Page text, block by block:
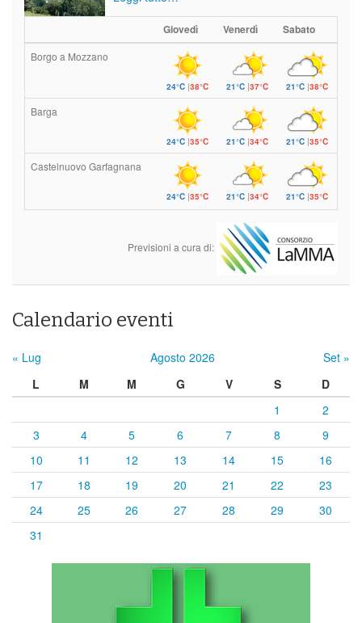
Giovedì Venerdì Sabato
Borgo a Mozzano
24°C |38°C 21°C |37°C 21°C |38°C
Barga
24°C |35°C 21°C |34°C 21°C |35°C
Castelnuovo Garfagnana
24°C |35°C 21°C |34°C 21°C |35°C
Previsioni a cura di:
Calendario eventi
« Lug Agosto 2026
Set »
L
M M G V S
D
1
2
3
4 5 6 7 8
9
10
11 12 13 14 15
16
17
18 19 20 21 22
23
24
25 26 27 28 29
30
31